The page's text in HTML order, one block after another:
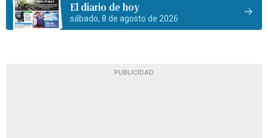
El diario de hoy
sábado, 8 de agosto de 2026
PUBLICIDAD